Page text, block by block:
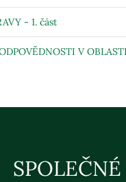
- 1. část
V